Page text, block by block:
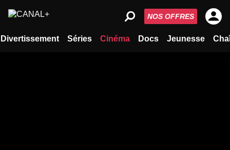
Divertissement Séries Cinéma Docs Jeunesse
NOS OFFRES